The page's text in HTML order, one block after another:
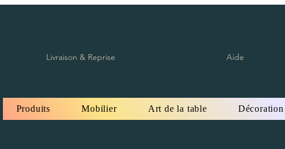
Produits Mobilier Art de la table Décoration
Livraison & Reprise Aide